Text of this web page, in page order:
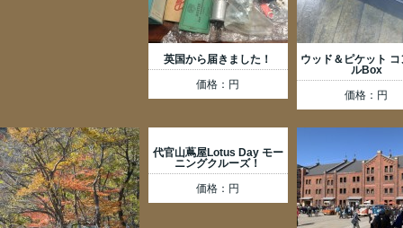
英国から届きました！
価格：円
ウッド＆ピケット
ルBox
価格：円
代官山蔦屋Lotus Day モー
ニングクルーズ！
価格：円